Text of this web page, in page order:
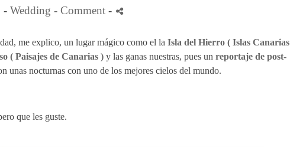
- Wedding - Comment -
me explico, un lugar mágico como el la Isla del Hierro( Islas Canarias
( Paisajes de Canarias ) y las ganas nuestras, pues un reportaje de post-
unas nocturnas con uno de los mejores cielos del mundo.
que les guste.